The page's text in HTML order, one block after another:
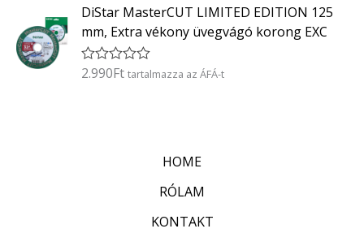
/
5
é
e
l
é
s
DiStar MasterCUT LIMITED EDITION 125
mm, Extra vékony üvegvágó korong EXC
É
2.990Ft tartalmazza az ÁFÁ-t
HOME
RÓLAM
KONTAKT